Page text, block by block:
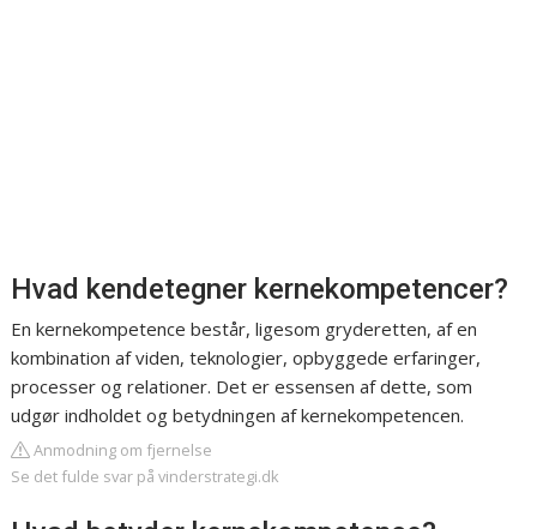
Hvad kendetegner kernekompetencer?
En kernekompetence består, ligesom gryderetten, af en
kombination af viden, teknologier, opbyggede erfaringer,
processer og relationer. Det er essensen af dette, som
udgør indholdet og betydningen af kernekompetencen.
Anmodning om fjernelse
Se det fulde svar på vinderstrategi.dk